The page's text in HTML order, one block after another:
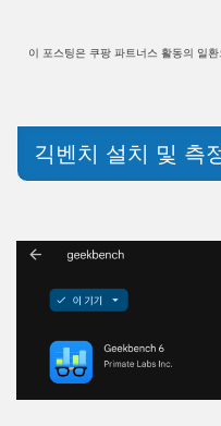
이 포스팅은 쿠팡 파트너스 활동의 일
긱벤치 설치 및 측